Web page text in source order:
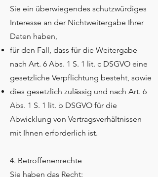
Sie ein überwiegendes schutzwürdiges
Interesse an der Nichtweitergabe Ihrer
Daten haben,
für den Fall, dass für die Weitergabe
nach Art. 6 Abs. 1 S. 1 lit. c DSGVO eine
gesetzliche Verpflichtung besteht, sowie
dies gesetzlich zulässig und nach Art. 6
Abs. 1 S. 1 lit. b DSGVO für die
Abwicklung von Vertragsverhältnissen
mit Ihnen erforderlich ist.
4. Betroffenenrechte
Sie haben das Recht: